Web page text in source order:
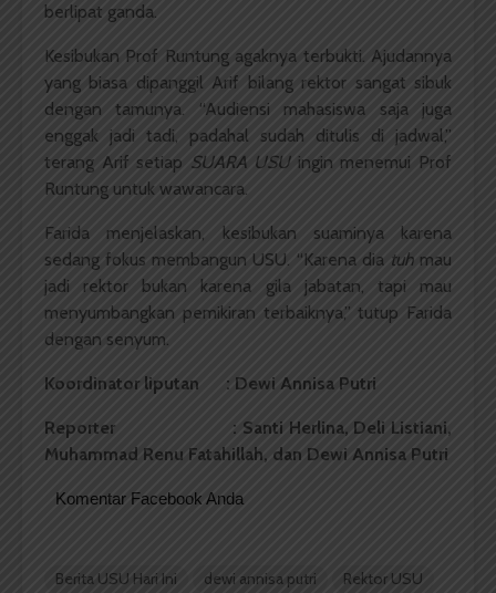
berlipat ganda.
Kesibukan Prof Runtung agaknya terbukti. Ajudannya
yang biasa dipanggil Arif bilang rektor sangat sibuk
dengan tamunya. “Audiensi mahasiswa saja juga
enggak jadi tadi, padahal sudah ditulis di jadwal,”
terang Arif setiap SUARA USUingin menemui Prof
Runtung untuk wawancara.
Farida menjelaskan, kesibukan suaminya karena
sedang fokus membangun USU. “Karena dia tuh mau
jadi rektor bukan karena gila jabatan, tapi mau
menyumbangkan pemikiran terbaiknya,” tutup Farida
dengan senyum.
Koordinator liputan : Dewi Annisa Putri
Reporter : Santi Herlina, Deli Listiani,
Muhammad Renu Fatahillah, dan Dewi Annisa Putri
Komentar Facebook Anda
Berita USU Hari Ini dewi annisa putri Rektor USU